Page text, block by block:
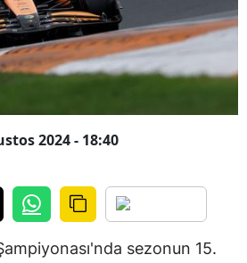
2024 - 18:40
sezonun 15.